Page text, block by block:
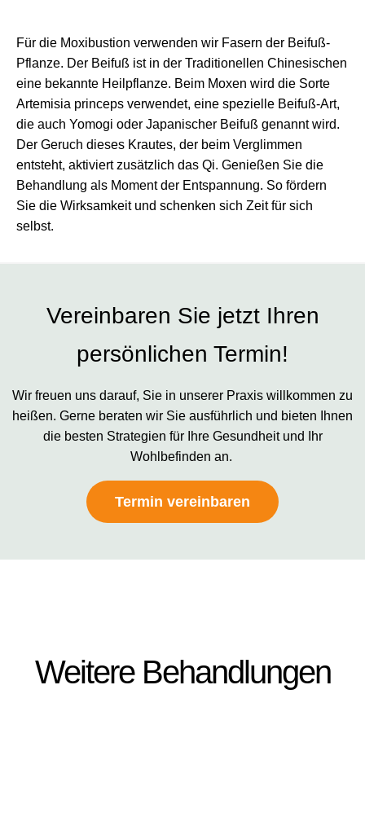
Für die Moxibustion verwenden wir Fasern der Beifuß-
Pflanze. Der Beifuß ist in der Traditionellen Chinesischen
eine bekannte Heilpflanze. Beim Moxen wird die Sorte
Artemisia princeps verwendet, eine spezielle Beifuß-Art,
die auch Yomogi oder Japanischer Beifuß genannt wird.
Der Geruch dieses Krautes, der beim Verglimmen
entsteht, aktiviert zusätzlich das Qi. Genießen Sie die
Behandlung als Moment der Entspannung. So fördern
Sie die Wirksamkeit und schenken sich Zeit für sich
selbst.
Vereinbaren Sie jetzt Ihren
persönlichen Termin!
Wir freuen uns darauf, Sie in unserer Praxis willkommen zu
heißen. Gerne beraten wir Sie ausführlich und bieten Ihnen
die besten Strategien für Ihre Gesundheit und Ihr
Wohlbefinden an.
Termin vereinbaren
Weitere Behandlungen